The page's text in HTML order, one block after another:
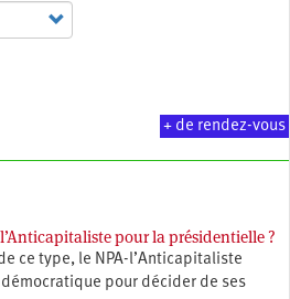
+ de rendez-vous
pour la présidentielle ?
ce type, le NPA-l’Anticapitaliste
pour décider de ses